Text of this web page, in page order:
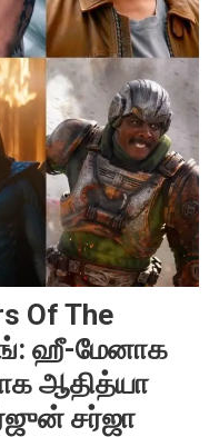
Of The
ஹீ-மேனாக
ஆதித்யா
சர்ஜா